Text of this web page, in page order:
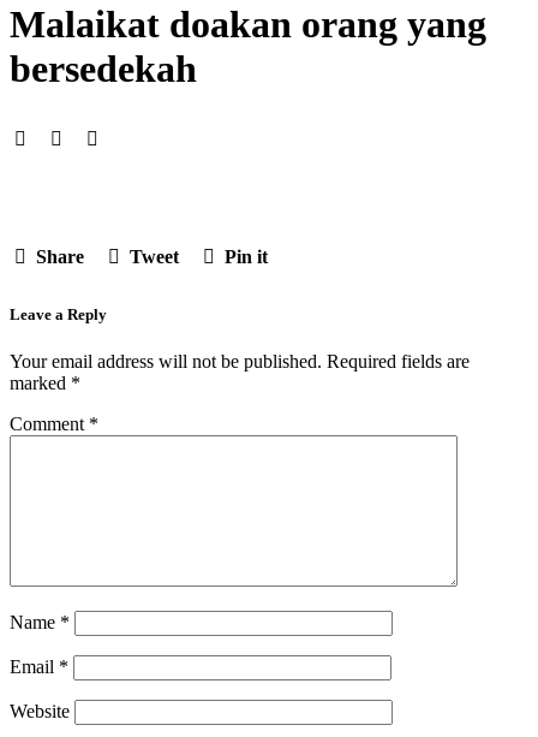
Malaikat doakan orang yang
bersedekah
Share Tweet Pin it
Leave a Reply
Your email address will not be published. Required fields are
marked *
Comment *
Name *
Email *
Website